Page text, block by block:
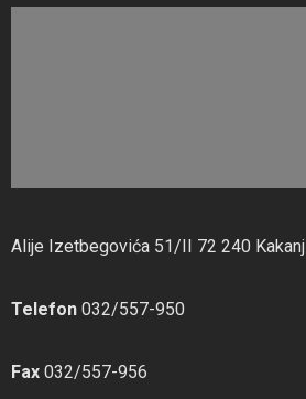
Alije Izetbegovića 51/II 72 240 Kakanj
Telefon 032/557-950
Fax 032/557-956